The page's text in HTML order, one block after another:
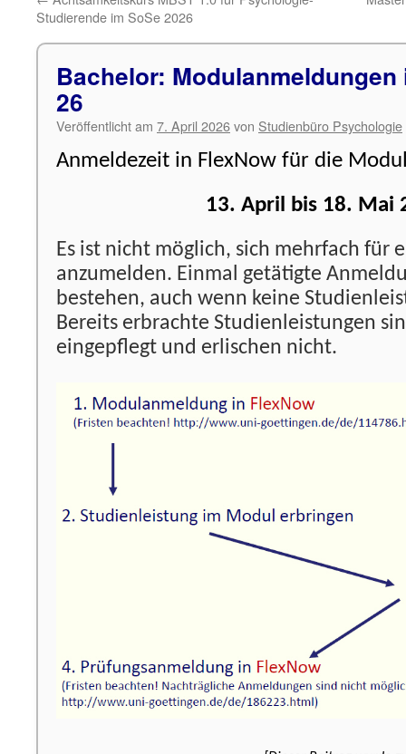
Studierende im SoSe 2026
Bachelor: Modulanmeldungen
26
Veröffentlicht am 7. April 2026von Studienbüro Psychologie
Anmeldezeit in FlexNow für die
13. April bis 18. Mai
Es ist nicht möglich, sich mehrfach für
anzumelden. Einmal getätigte
bestehen, auch wenn keine
Bereits erbrachte Studienleistungen
eingepflegt und erlischen nicht.